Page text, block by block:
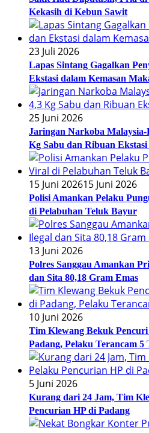
Kekasih di Kebun Sawit
23 Juli 2026
Lapas Sintang Gagalkan
Ekstasi dalam Kemasan
25 Juni 2026
Jaringan Narkoba
Kg Sabu dan Ribuan Ekstasi
15 Juni 202615 Juni 2026
Polisi Amankan Pelaku
di Pelabuhan Teluk Bayur
13 Juni 2026
Polres Sanggau Amankan
dan Sita 80,18 Gram Emas
10 Juni 2026
Tim Klewang Bekuk
Padang, Pelaku Terancam 5
5 Juni 2026
Kurang dari 24 Jam, Tim
Pencurian HP di Padang